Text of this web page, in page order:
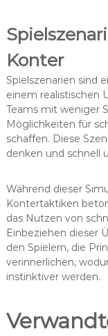
Konter
Spielszenarien sind
einem realistischen
Teams mit weniger
Möglichkeiten für
schaffen. Diese
denken und schnell
Während dieser
Kontertaktiken
das Nutzen von
Einbeziehen dieser
den Spielern, die
verinnerlichen,
instinktiver werden.